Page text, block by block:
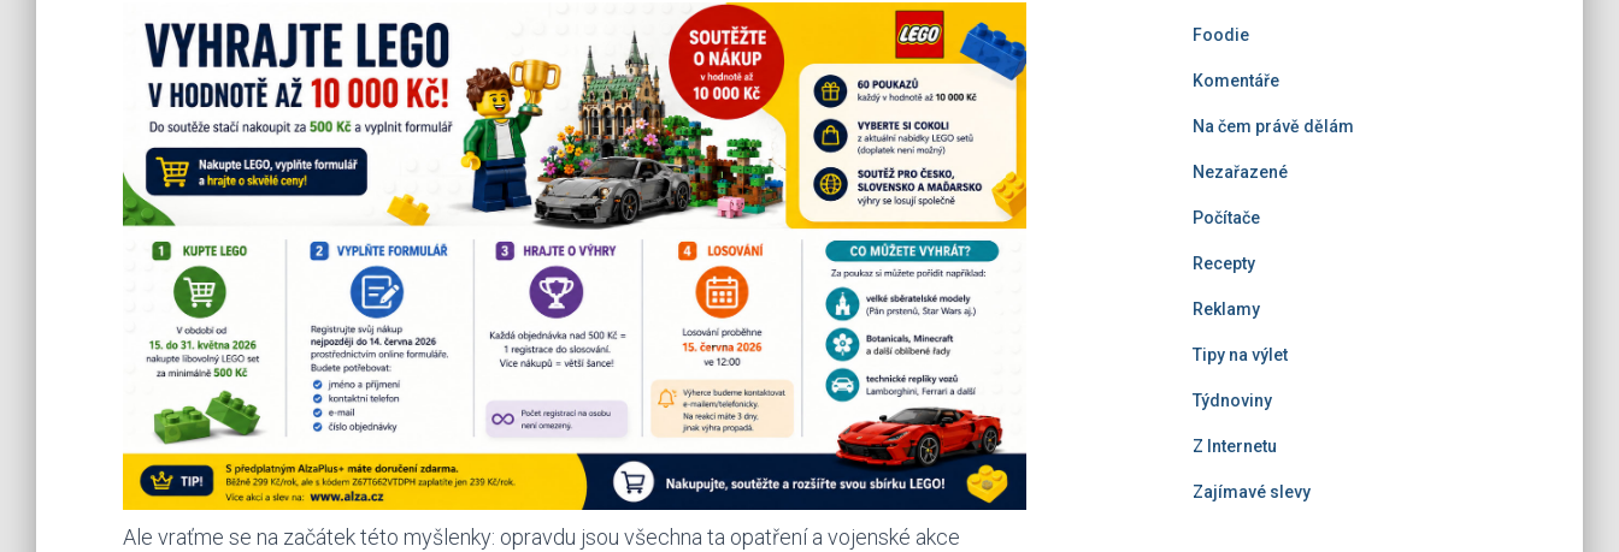
Ale vraťme se na začátek této myšlenky: opravdu jsou všechna ta opatření a vojenské akce
Foodie
Komentáře
Na čem právě dělám
Nezařazené
Počítače
Recepty
Reklamy
Tipy na výlet
Týdnoviny
Z Internetu
Zajímavé slevy